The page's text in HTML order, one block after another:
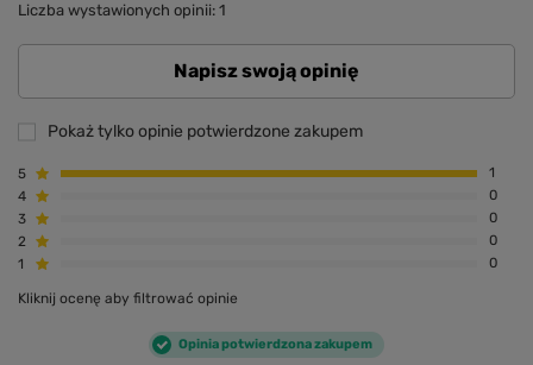
Liczba wystawionych opinii: 1
Napisz swoją opinię
Pokaż tylko opinie potwierdzone zakupem
5
1
4
0
3
0
2
0
1
0
Kliknij ocenę aby filtrować opinie
Opinia potwierdzona zakupem